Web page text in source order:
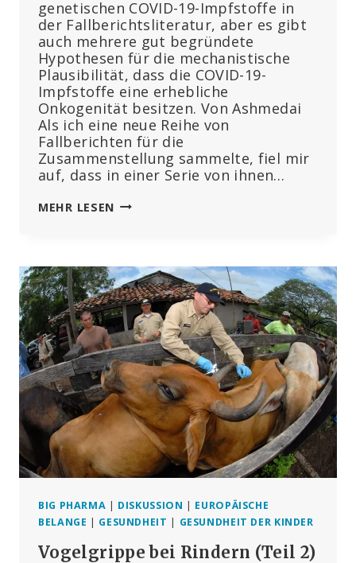
genetischen COVID-19-Impfstoffe in
der Fallberichtsliteratur, aber es gibt
auch mehrere gut begründete
Hypothesen für die mechanistische
Plausibilität, dass die COVID-19-
Impfstoffe eine erhebliche
Onkogenität besitzen. Von Ashmedai
Als ich eine neue Reihe von
Fallberichten für die
Zusammenstellung sammelte, fiel mir
auf, dass in einer Serie von ihnen…
MEHR LESEN 36
NACH
MRNA-
COVID-
IMPFUNG
–
WAS
DIE
FORSCHUNG
ZEIGT
BIG PHARMA | DISKUSSION | EUROPÄISCHE
BELANGE | GESUNDHEIT | GESUNDHEIT DER KINDER
Vogelgrippe bei Rindern (Teil 2)